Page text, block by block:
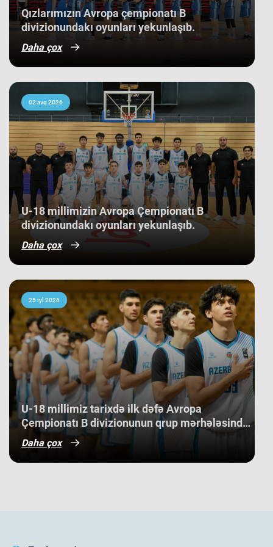
Qızlarımızın Avropa çempionatı B
divizionundakı oyunları yekunlaşıb.
Daha çox
02 avq 2026
U-18 millimizin Avropa Çempionatı B
divizionundakı oyunları yekunlaşıb.
Daha çox
25 iyl 2026
U-18 millimiz tarixdə ilk dəfə Avropa
Çempionatı B divizionunun qrup mərhələsində
qələbə qazanıb.
Daha çox